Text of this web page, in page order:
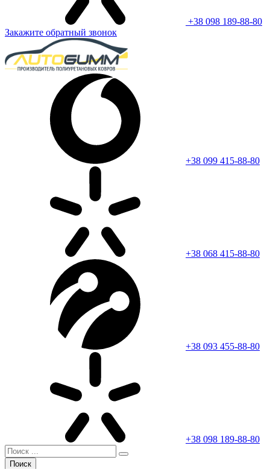
+38 098 189-88-80
Закажите обратный звонок
+38 099 415-88-80
+38 068 415-88-80
+38 093 455-88-80
+38 098 189-88-80
Поиск